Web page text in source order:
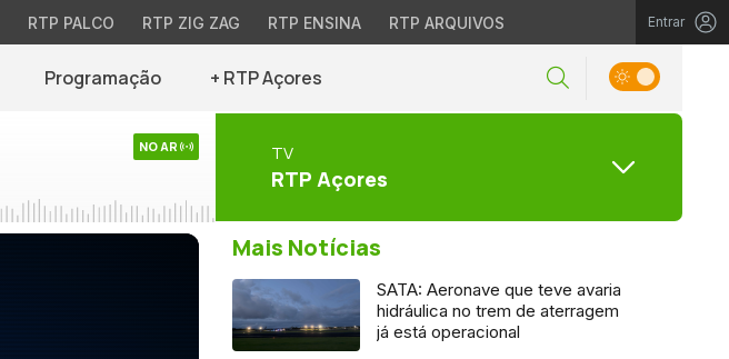
RTP PALCO RTP ZIG ZAG RTP ENSINA RTP ARQUIVOS Entrar
Programação + RTP Açores
NO AR TV
RTP Açores
Mais Notícias
SATA: Aeronave que teve avaria
hidráulica no trem de aterragem
já está operacional